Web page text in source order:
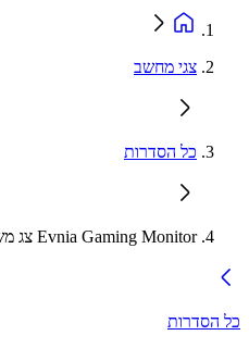
צגי מחשב
כל הסדרות
Evnia Gaming Monitor צג משחקים ברזולוציית OLED
כל הסדרות